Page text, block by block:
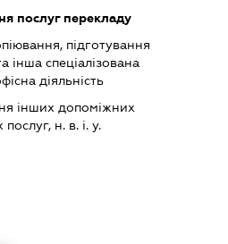
послуг перекладу
підготування
інша спеціалізована
діяльність
інших допоміжних
н. в. і. у.